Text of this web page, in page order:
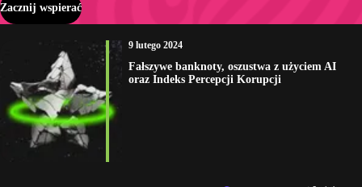
Zacznij wspierać
9 lutego 2024
Fałszywe banknoty, oszustwa z użyciem AI
oraz Indeks Percepcji Korupcji